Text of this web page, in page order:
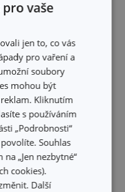
pro vaše
jen to, co vás
pro vaření a
soubory
mohou být
Kliknutím
s používáním
„Podrobnosti“
Souhlas
„Jen nezbytné“
cookies).
Další